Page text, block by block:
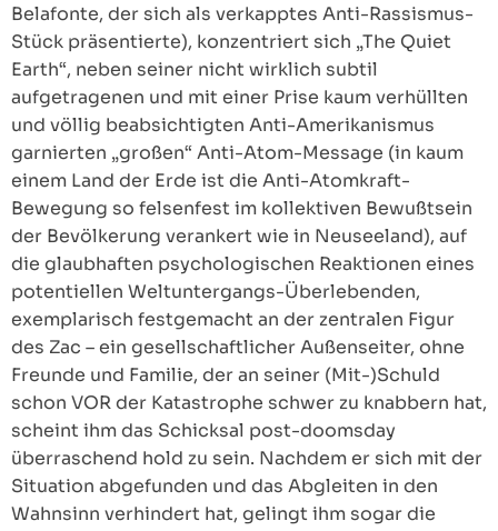
Belafonte, der sich als verkapptes Anti-Rassismus-
Stück präsentierte), konzentriert sich „The Quiet
Earth“, neben seiner nicht wirklich subtil
aufgetragenen und mit einer Prise kaum verhüllten
und völlig beabsichtigten Anti-Amerikanismus
garnierten „großen“ Anti-Atom-Message (in kaum
einem Land der Erde ist die Anti-Atomkraft-
Bewegung so felsenfest im kollektiven Bewußtsein
der Bevölkerung verankert wie in Neuseeland), auf
die glaubhaften psychologischen Reaktionen eines
potentiellen Weltuntergangs-Überlebenden,
exemplarisch festgemacht an der zentralen Figur
des Zac – ein gesellschaftlicher Außenseiter, ohne
Freunde und Familie, der an seiner (Mit-)Schuld
schon VOR der Katastrophe schwer zu knabbern hat,
scheint ihm das Schicksal post-doomsday
überraschend hold zu sein. Nachdem er sich mit der
Situation abgefunden und das Abgleiten in den
Wahnsinn verhindert hat, gelingt ihm sogar die